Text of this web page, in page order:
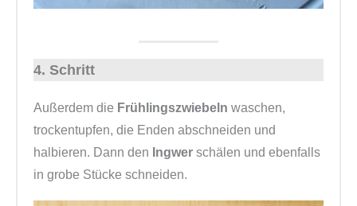
4. Schritt
Außerdem die Frühlingszwiebeln waschen,
trockentupfen, die Enden abschneiden und
halbieren. Dann den Ingwer schälen und ebenfalls
in grobe Stücke schneiden.